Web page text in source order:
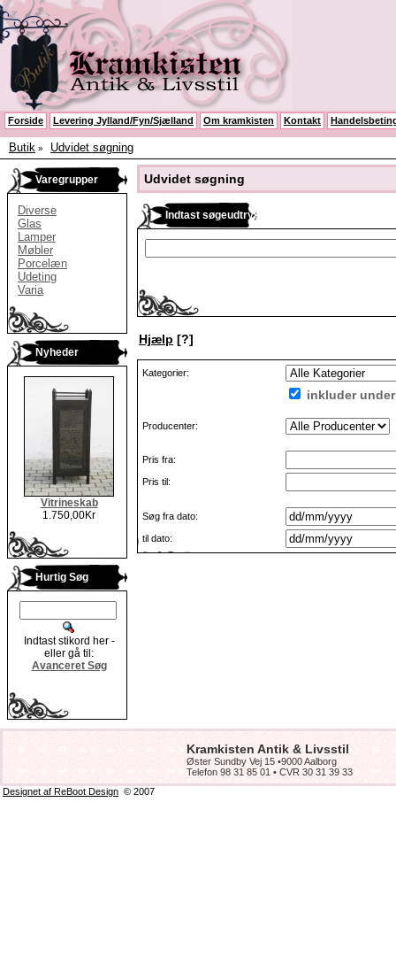
Forside Levering Jylland/Fyn/Sjælland Om kramkisten Kontakt
Butik » Udvidet søgning
Varegrupper
Diverse
Glas
Lamper
Møbler
Porcelæn
Udeting
Varia
Nyheder
Vitrineskab
1.750,00Kr
Hurtig Søg
Indtast stikord her -
eller gå til:
Avanceret Søg
Udvidet søgning
Indtast søgeudtryk
Hjælp [?]
Kategorier:
inkluder
Producenter:
Pris fra:
Pris til:
Søg fra dato:
til dato:
Kramkisten Antik & Livsstil
Øster Sundby Vej 15 •9000 Aalborg
Telefon 98 31 85 01 • CVR 30 31 39 33
Designet af ReBoot Design © 2007